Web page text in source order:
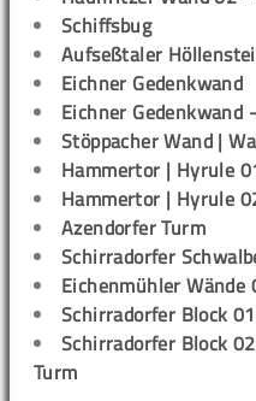
Schiffsbug
Aufseßtaler
Eichner Gedenkwand
Eichner Gedenkwand
Stöppacher Wand |
Hammertor | Hyrule
Hammertor | Hyrule
Azendorfer Turm
Schirradorfer
Eichenmühler
Schirradorfer Block
Schirradorfer Block
Turm